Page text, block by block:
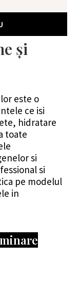
și
este o
ce isi
hidratare
toate
si
si
pe modelul
in